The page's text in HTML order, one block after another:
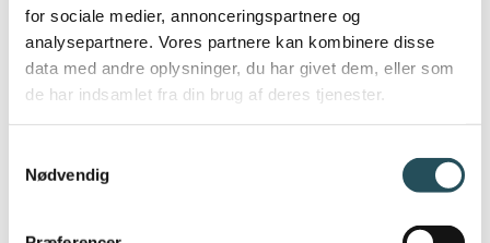
for sociale medier, annonceringspartnere og
analysepartnere. Vores partnere kan kombinere disse
data med andre oplysninger, du har givet dem, eller som
de har indsamlet fra din brug af deres tjenester.
Nødvendig
og takeaway
Ombyg til færre kontaktflader for gæster
og ansatte fx igennem nye teknologier
som online bestilling, self-order eller
bestilling via QR-koder
Læs mere om dine muligheder for digital
hjælpe dig
. Husk at oplyse, hvis du er